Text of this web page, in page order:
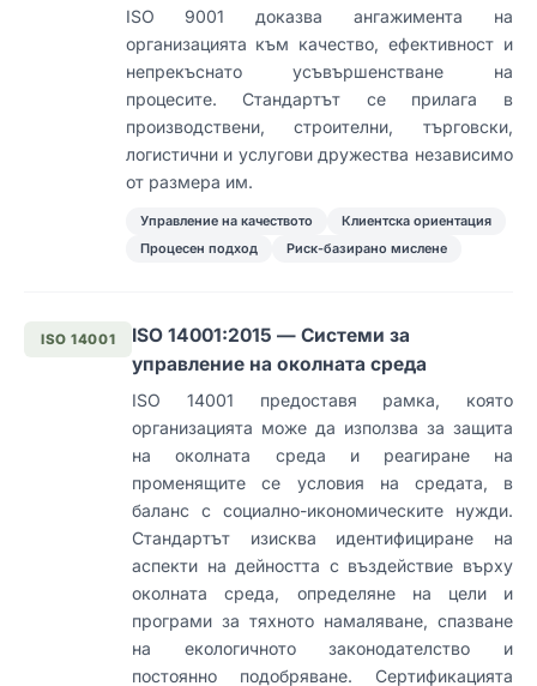
ISO 9001 доказва ангажимента на
организацията към качество, ефективност и
непрекъснато усъвършенстване на
процесите. Стандартът се прилага в
производствени, строителни, търговски,
логистични и услугови дружества независимо
от размера им.
Управление на качеството
Клиентска ориентация
Процесен подход
Риск-базирано мислене
ISO 14001
ISO 14001:2015 — Системи за
управление на околната среда
ISO 14001 предоставя рамка, която
организацията може да използва за защита
на околната среда и реагиране на
променящите се условия на средата, в
баланс с социално-икономическите нужди.
Стандартът изисква идентифициране на
аспекти на дейността с въздействие върху
околната среда, определяне на цели и
програми за тяхното намаляване, спазване
на екологичното законодателство и
постоянно подобряване. Сертификацията